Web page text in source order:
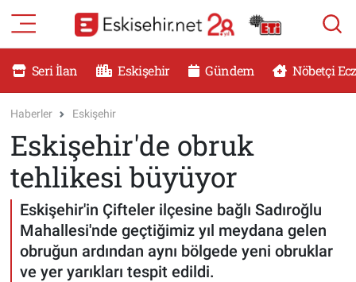
Seri İlan Eskişehir Gündem Nöbetçi
Haberler Eskişehir
Eskişehir'de obruk
tehlikesi büyüyor
Eskişehir'in Çifteler ilçesine bağlı Sadıroğlu
Mahallesi'nde geçtiğimiz yıl meydana gelen
obruğun ardından aynı bölgede yeni obruklar
ve yer yarıkları tespit edildi.
RESMİ İLANLAR
DÜNYA
SAĞLIK
MAGAZİN
KADIN
Eskişehir Nöbetçi Eczaneler
Eskişehir Namaz Vakitleri
Eskişehir Trafik Yoğunluk Haritası
Süper Lig Puan Durumu ve Fikstür
Tüm Manşetler